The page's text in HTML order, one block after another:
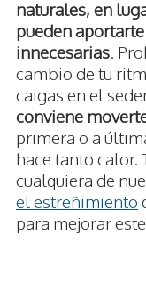
naturales, en
pueden
innecesarias.
cambio de tu
caigas en el
conviene
primera o a
hace tanto calor.
cualquiera de
el estreñimiento
para mejorar